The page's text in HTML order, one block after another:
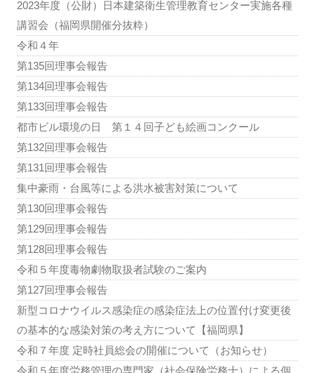
2023年度（公財）日本建築衛生管理教育センター実施各種
講習会（福岡県開催分抜粋）
令和４年
第135回理事会報告
第134回理事会報告
第133回理事会報告
都市ビル環境の日 第１４回子ども絵画コンクール
第132回理事会報告
第131回理事会報告
集中豪雨・台風等による洪水被害対策について
第130回理事会報告
第129回理事会報告
第128回理事会報告
令和５年度毒物劇物取扱者試験のご案内
第127回理事会報告
新型コロナウイルス感染症の感染症法上の位置付け変更後
の基本的な感染対策の考え方について【福岡県】
令和７年度 定時社員総会の開催について（お知らせ）
令和５年度労務管理の専門家（社会保険労務士）による個